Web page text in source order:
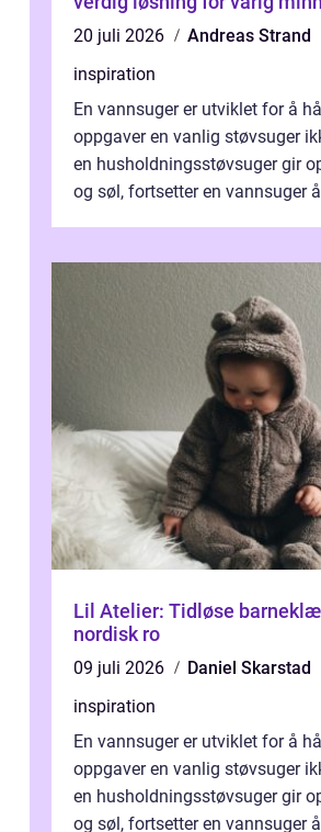
20 juli 2026
Andreas Strand
inspiration
En vannsuger er utviklet for å
oppgaver en vanlig støvsuger
en husholdningsstøvsuger gir
og søl, fortsetter en vannsuger
Lil Atelier: Tidløse
nordisk ro
09 juli 2026
Daniel Skarstad
inspiration
En vannsuger er utviklet for å
oppgaver en vanlig støvsuger
en husholdningsstøvsuger gir
og søl, fortsetter en vannsuger